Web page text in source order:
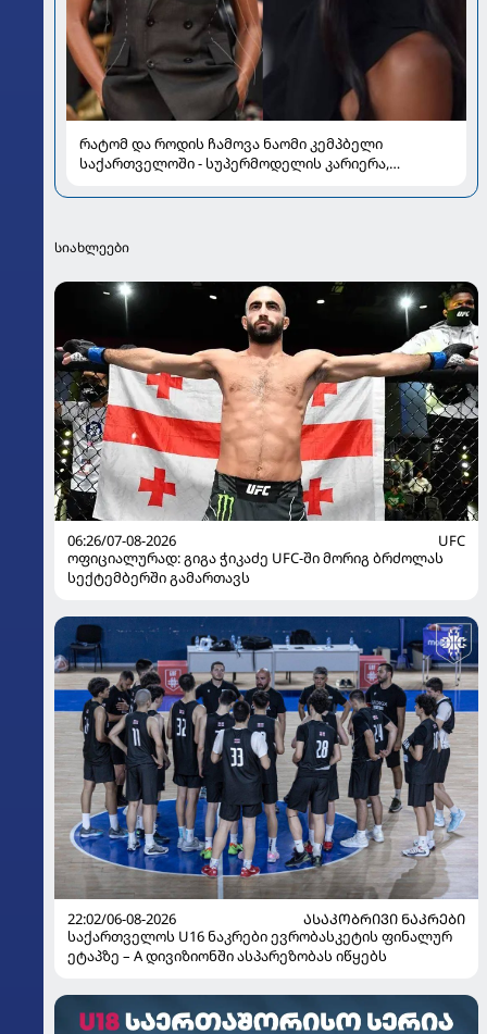
რატომ და როდის ჩამოვა ნაომი კემპბელი
საქართველოში - სუპერმოდელის კარიერა,
სიახლეები
06:26/07-08-2026
UFC
ოფიციალურად: გიგა ჭიკაძე UFC-ში მორიგ ბრძოლას
სექტემბერში გამართავს
22:02/06-08-2026
ᲐᲡᲐᲙᲝᲑᲠᲘᲕᲘ ᲜᲐᲙᲠᲔᲑᲘ
საქართველოს U16 ნაკრები ევრობასკეტის ფინალურ
ეტაპზე – A დივიზიონში ასპარეზობას იწყებს